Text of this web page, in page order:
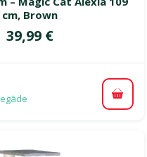
cm, Brown
Cena
39,99 €